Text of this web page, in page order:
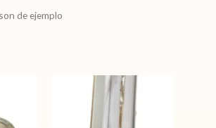
de ejemplo